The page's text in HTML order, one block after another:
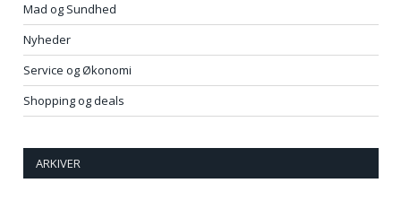
Mad og Sundhed
Nyheder
Service og Økonomi
Shopping og deals
ARKIVER